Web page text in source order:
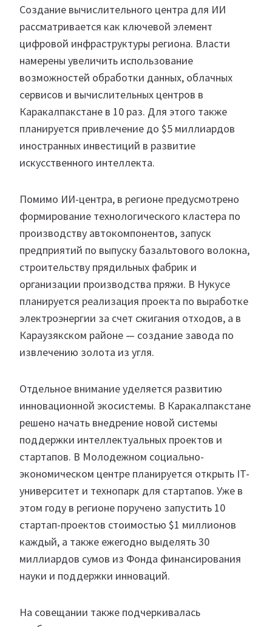
Создание вычислительного центра для ИИ
рассматривается как ключевой элемент
цифровой инфраструктуры региона. Власти
намерены увеличить использование
возможностей обработки данных, облачных
сервисов и вычислительных центров в
Каракалпакстане в 10 раз. Для этого также
планируется привлечение до $5 миллиардов
иностранных инвестиций в развитие
искусственного интеллекта.
Помимо ИИ-центра, в регионе предусмотрено
формирование технологического кластера по
производству автокомпонентов, запуск
предприятий по выпуску базальтового волокна,
строительству прядильных фабрик и
организации производства пряжи. В Нукусе
планируется реализация проекта по выработке
электроэнергии за счет сжигания отходов, а в
Караузякском районе — создание завода по
извлечению золота из угля.
Отдельное внимание уделяется развитию
инновационной экосистемы. В Каракалпакстане
решено начать внедрение новой системы
поддержки интеллектуальных проектов и
стартапов. В Молодежном социально-
экономическом центре планируется открыть IT-
университет и технопарк для стартапов. Уже в
этом году в регионе поручено запустить 10
стартап-проектов стоимостью $1 миллионов
каждый, а также ежегодно выделять 30
миллиардов сумов из Фонда финансирования
науки и поддержки инноваций.
На совещании также подчеркивалась